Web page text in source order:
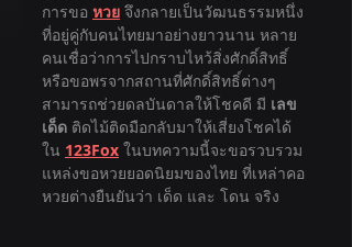
การขอ หวย จึงกลายเป็นวัฒนธรรมหนึ่ง
ที่อยู่คู่กับคนไทยมาอย่างยาวนาน หลาย
คนเชื่อว่าการไปกราบไหว้สิ่งศักดิ์สิทธิ์
หรือขอพรจากสถานที่ศักดิ์สิทธิ์ต่างๆ
สามารถช่วยดลบันดาลให้โชคดี มี เลข
เด็ด ติดไม้ติดมือกลับมาให้เสี่ยงโชคได้
ใน 123Fox ในบทความนี้จะขอรวบรวม
แหล่งขอหวยยอดนิยมของไทย ที่เหล่าคอ
หวยต่างยืนยันว่า เด็ด และ โดน จริง